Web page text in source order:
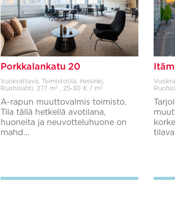
Porkkalankatu 20
Vuokrattava, Toimistotila, Helsinki,
Ruoholahti,
277 m2, 25-30 € / m2
A-rapun muuttovalmis toimisto.
Tila tällä hetkellä avotilana,
huoneita ja neuvotteluhuone on
mahd...
tilava